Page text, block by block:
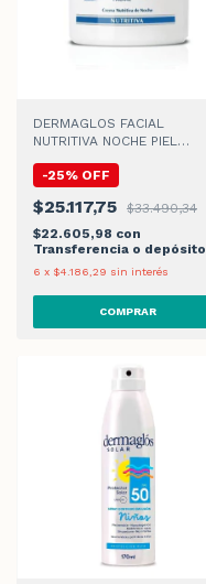
DERMAGLOS FACIAL
NUTRITIVA NOCHE PIEL
-25% OFF
$25.117,75
$33.490,34
$22.605,98 con
Transferencia o depósito
6 x $4.186,29 sin interés